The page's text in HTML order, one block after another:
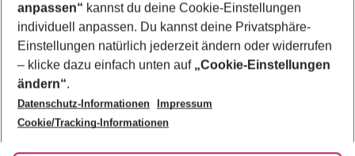
Footer
Footer navigation
Über uns
AGB
Bestpreisgarantie
Cookie-Einstellungen ändern
Cookie-Richtlinie
Agenturbetreuung
Barrierefreies Reisen
Folge uns
anpassen“ kannst du deine Cookie-Einstellungen
individuell anpassen. Du kannst deine Privatsphäre-
Einstellungen natürlich jederzeit ändern oder widerrufen
– klicke dazu einfach unten auf „Cookie-Einstellungen
ändern“.
Datenschutz-Informationen
Impressum
Cookie/Tracking-Informationen